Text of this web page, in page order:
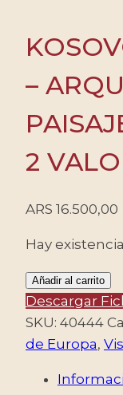
–
2
ARS 16.500,00
Hay
KOSOVO/
2022
-
PAISAJES
Añadir al carrito
Descargar
SKU: 40444
de Europa,